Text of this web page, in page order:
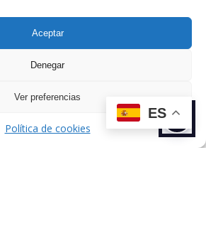
Aceptar
Denegar
Ver preferencias
Política de cookies
SIGUIENTE
TALENTO
ES